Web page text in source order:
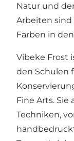
Natur und
Arbeiten
Farben in
Vibeke Frost
den Schulen
Fine Arts.
Techniken,